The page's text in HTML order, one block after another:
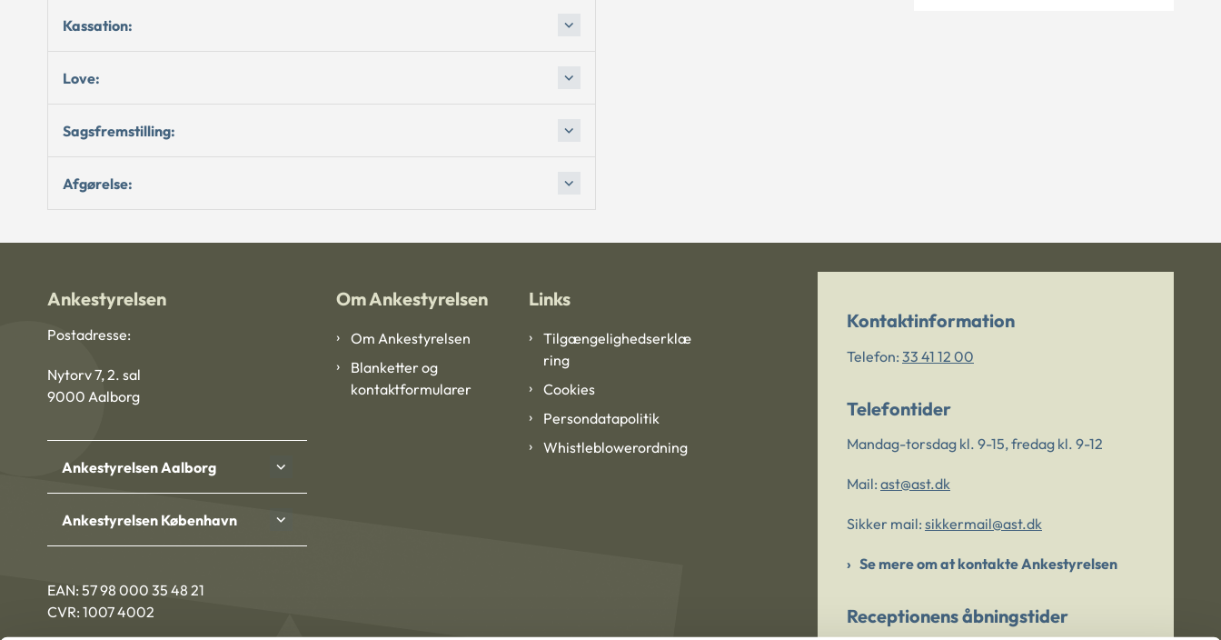
Kassation:
Love:
Sagsfremstilling:
Afgørelse:
Ankestyrelsen
Postadresse:
Nytorv 7, 2. sal
9000 Aalborg
Ankestyrelsen Aalborg
Ankestyrelsen København
EAN: 57 98 000 35 48 21
CVR: 1007 4002
Om Ankestyrelsen
Om Ankestyrelsen
Blanketter og
kontaktformularer
Links
Tilgængelighedserklæ
ring
Cookies
Persondatapolitik
Whistleblowerordning
Kontaktinformation
Telefon: 33 41 12 00
Telefontider
Mandag-torsdag kl. 9-15, fredag kl. 9-12
Mail: ast@ast.dk
Sikker mail: sikkermail@ast.dk
Se mere om at kontakte Ankestyrelsen
Receptionens åbningstider